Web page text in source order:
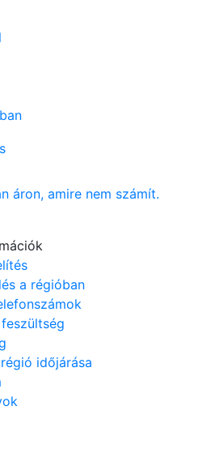
áron, amire nem számít.
a régióban
időjárása